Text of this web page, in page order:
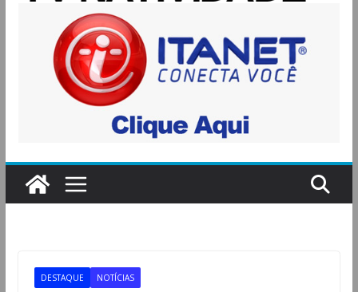
DESTAQUE NOTÍCIAS